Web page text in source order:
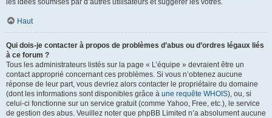
les idées soumises par d’autres utilisateurs et suggérer les vôtres.
Haut
Qui dois-je contacter à propos de problèmes d’abus ou d’ordres légaux liés
à ce forum ?
Tous les administrateurs listés sur la page « L’équipe » devraient être un
contact approprié concernant ces problèmes. Si vous n’obtenez aucune
réponse de leur part, vous devriez alors contacter le propriétaire du domaine
(dont les informations sont disponibles grâce à une requête WHOIS), ou, si
celui-ci fonctionne sur un service gratuit (comme Yahoo, Free, etc.), le service
de gestion des abus. Veuillez noter que phpBB Limited n’a absolument aucune